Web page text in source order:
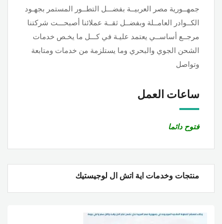
جمهــورية مصر العربيــة بفضـــل التطــور المستمر بجهـود
الكــوادر العامــلة وبفضــل ثقــة عملائنا أصبحـــت شركتنا
مرجــع أساســي يعتمد عليـة في كـــل ما يخـص خدمات
الشحن الجوي والبحري وما يستلزمة من خدمات ومتابعة
وتواصل
ساعات العمل
فتوح دائما
منتجات وخدمات اية اتش ال لوجيستيك